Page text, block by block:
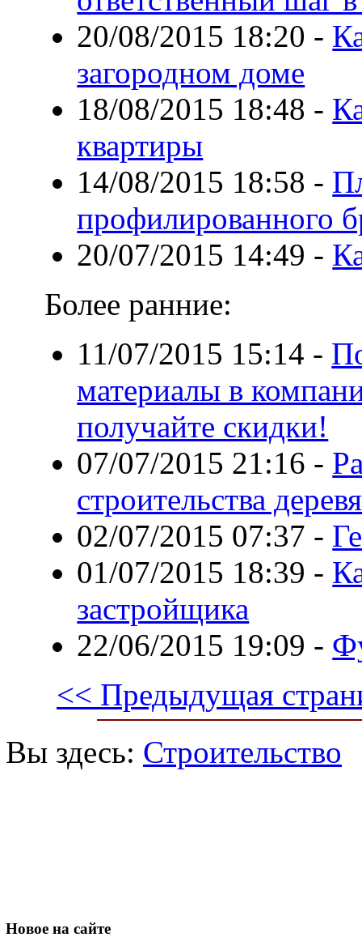
20/08/2015 18:20 -
загородном доме
18/08/2015 18:48 -
квартиры
14/08/2015 18:58 -
профилированного
20/07/2015 14:49 -
Более ранние:
11/07/2015 15:14 -
материалы в
получайте скидки!
07/07/2015 21:16 -
строительства
02/07/2015 07:37 -
01/07/2015 18:39 -
застройщика
22/06/2015 19:09 -
<< Предыдущая
Вы здесь: Строительство
Новое на сайте